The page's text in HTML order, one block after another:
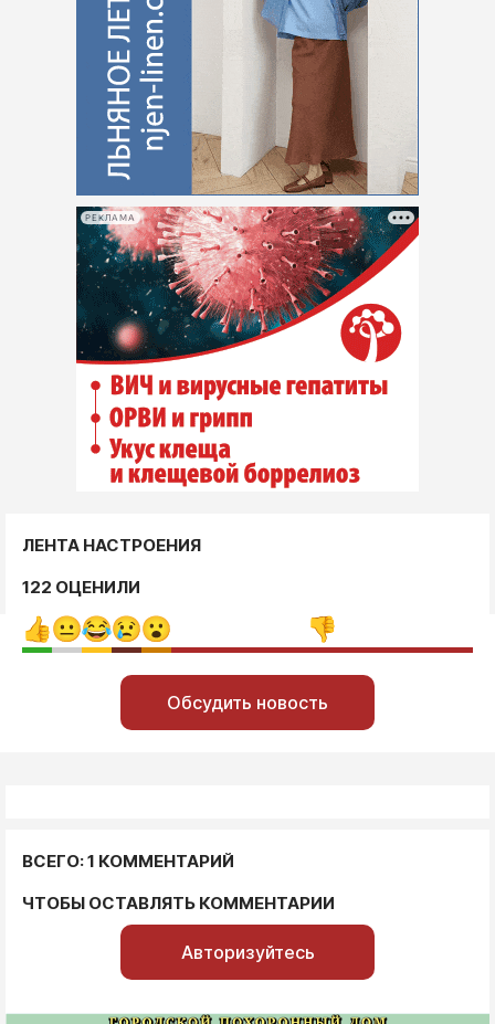
РЕКЛАМА
ЛЕНТА НАСТРОЕНИЯ
122 ОЦЕНИЛИ
Обсудить новость
ВСЕГО: 1 КОММЕНТАРИЙ
ЧТОБЫ ОСТАВЛЯТЬ КОММЕНТАРИИ
Авторизуйтесь